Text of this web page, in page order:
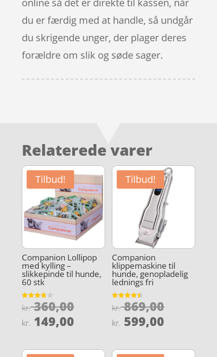
online så det er direkte til kassen, når
du er færdig med at handle, så undgår
du skrigende unger, der plager deres
forældre om slik og søde sager.
Relaterede varer
Tilbud!
Companion Lollipop
med kylling –
slikkepinde til hunde,
60 stk
Vurderet
3.8
kr.360,00Den
oprindelige
kr. 149,00Den
pris
Tilbud!
Companion
klippemaskine til
hunde, genopladelig
lednings fri
Vurderet
4.5
kr.869,00Den
kr. 599,00
pris